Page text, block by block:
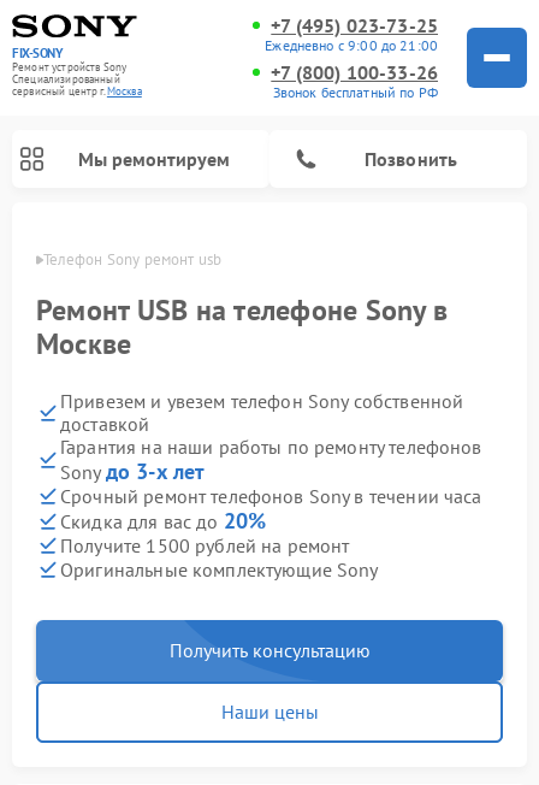
FIX-SONY
Ремонт устройств Sony
Специализированный
cервисный центр г.Москва
+7 (495) 023-73-25
Ежедневно с 9:00 до 21:00
+7 (800) 100-33-26
Звонок бесплатный по РФ
Мы ремонтируем Позвонить
Телефон Sony ремонт usb
Ремонт USB на телефоне Sony в
Москве
Привезем и увезем телефон Sony собственной
доставкой
Гарантия на наши работы по ремонту телефонов
Sony до 3-х лет
Срочный ремонт телефонов Sony в течении часа
Скидка для вас до 20%
Получите 1500 рублей на ремонт
Оригинальные комплектующие Sony
Получить консультацию
Наши цены